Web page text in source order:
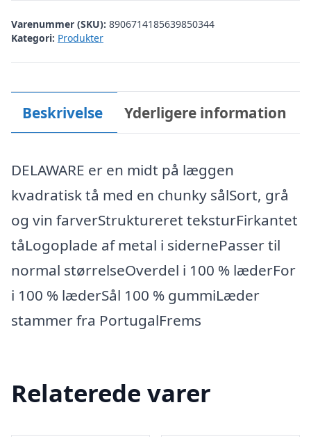
Varenummer (SKU): 8906714185639850344
Kategori: Produkter
Beskrivelse Yderligere information
DELAWARE er en midt på læggen
kvadratisk tå med en chunky sålSort, grå
og vin farverStruktureret teksturFirkantet
tåLogoplade af metal i sidernePasser til
normal størrelseOverdel i 100 % læderFor
i 100 % læderSål 100 % gummiLæder
stammer fra PortugalFrems
Relaterede varer